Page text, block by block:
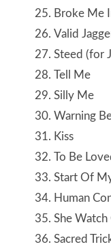
Broke Me
Valid
Steed (for
Tell Me
Silly Me
Warning
Kiss
To Be
Start Of
Human
She Watch
Sacred